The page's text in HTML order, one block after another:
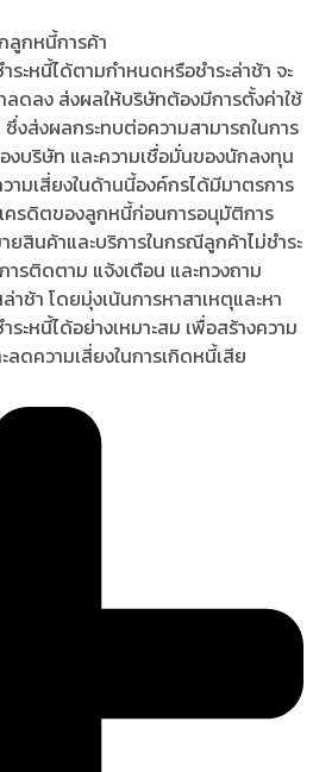
ลูกหนี้การค้า
หนี้ได้ตามกำหนดหรือชำระล่าช้า จะ
ลดลง ส่งผลให้บริษัทต้องมีการตั้งค่าใช้
งส่งผลกระทบต่อความสามารถในการ
องบริษัท และความเชื่อมั่นของนักลงทุน
ามเสี่ยงในด้านนี้องค์กรได้มีมาตรการ
ครดิตของลูกหนี้ก่อนการอนุมัติการ
ยสินค้าและบริการในกรณีลูกค้าไม่ชำระ
รติดตาม แจ้งเตือน และทวงถาม
าช้า โดยมุ่งเน้นการหาสาเหตุและหา
ะหนี้ได้อย่างเหมาะสม เพื่อสร้างความ
ความเสี่ยงในการเกิดหนี้เสีย